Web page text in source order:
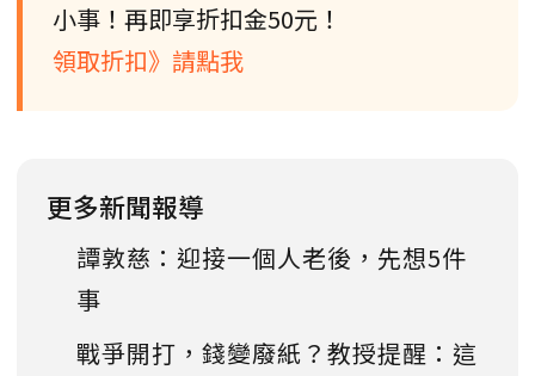
小事！再即享折扣金50元！
領取折扣》請點我
更多新聞報導
譚敦慈：迎接一個人老後，先想5件
事
戰爭開打，錢變廢紙？教授提醒：這